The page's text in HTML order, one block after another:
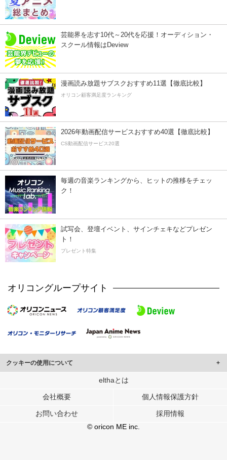
芸能界を志す10代～20代を応援！オーディション・
スクール情報はDeview
漫画読み放題サブスクおすすめ11選【徹底比較】
オリコン顧客満足度ランキング
2026年動画配信サービスおすすめ40選【徹底比較】
CS動画配信サービス20選
毎週の音楽ランキングから、ヒットの推移をチェッ
ク！
試写会、登壇イベント、サインチェキなどプレゼン
ト！
プレゼント特集
オリコングループサイト
クッキーの使用について
このサイトでは Cookie を使用して、ユーザーに合わせたコンテンツや広告の
行っています。
メディアや広告配信、データ解析の各パートナーに提供しています。
各パートナーは、この情報とユーザーが各パートナーに提供した他の情報や、
ユーザーが各パートナーのサービスを使用したときに収集した他の情報を組み
elthaとは
会社概要 個人情報保護方針
お問い合わせ
採用情報
© oricon ME inc.